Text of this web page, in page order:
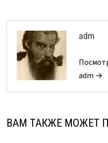
adm
adm →
ВАМ ТАКЖЕ МОЖЕТ